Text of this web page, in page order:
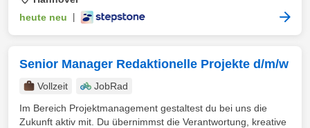
heute neu
Senior Manager Redaktionelle Projekte d/m/w
Vollzeit
JobRad
Im Bereich Projektmanagement gestaltest du bei uns die
Zukunft aktiv mit. Du übernimmst die Verantwortung, kreative